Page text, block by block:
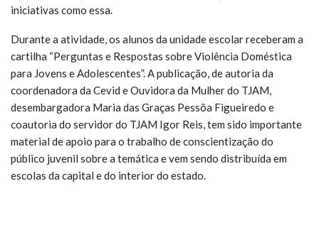
iniciativas como essa.
Durante a atividade, os alunos da unidade escolar receberam a
cartilha “Perguntas e Respostas sobre Violência Doméstica
para Jovens e Adolescentes”. A publicação, de autoria da
coordenadora da Cevid e Ouvidora da Mulher do TJAM,
desembargadora Maria das Graças Pessôa Figueiredo e
coautoria do servidor do TJAM Igor Reis, tem sido importante
material de apoio para o trabalho de conscientização do
público juvenil sobre a temática e vem sendo distribuída em
escolas da capital e do interior do estado.